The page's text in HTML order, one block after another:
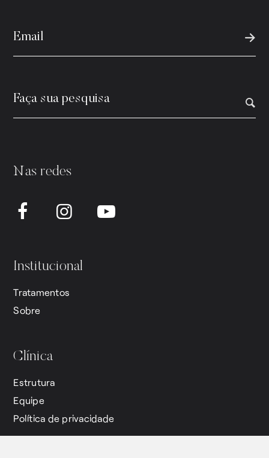
Nas redes
Institucional
Tratamentos
Sobre
Clínica
Estrutura
Equipe
Política de privacidade